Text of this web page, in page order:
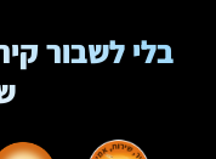
בלי לשבור